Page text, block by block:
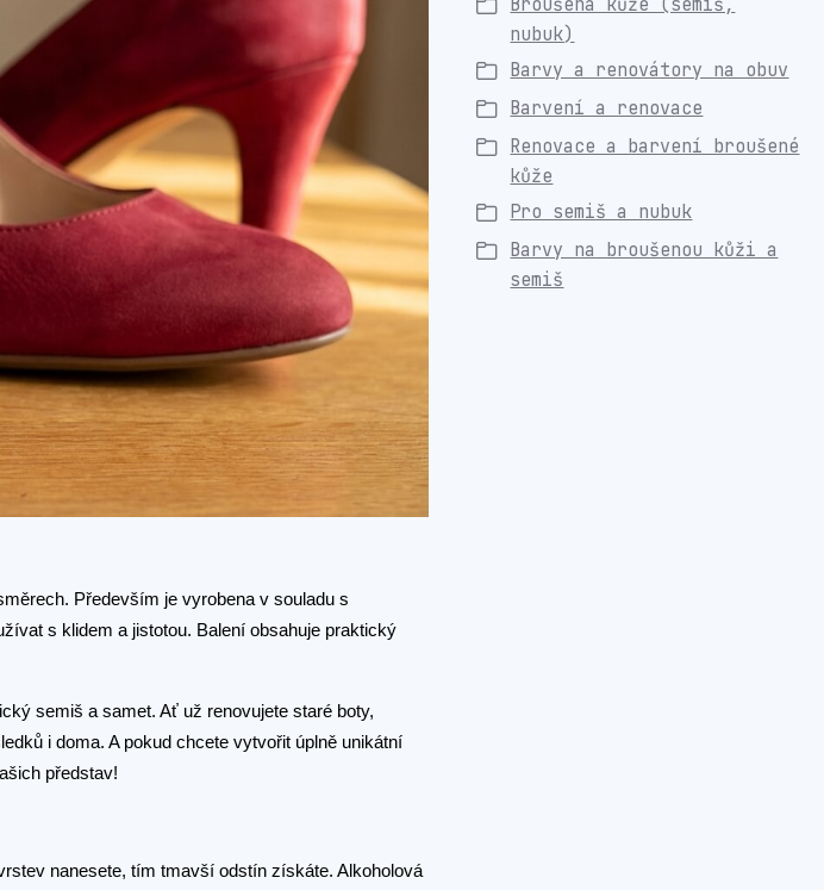
Především je vyrobena v souladu s
s klidem a jistotou. Balení obsahuje praktický
semiš a samet. Ať už renovujete staré boty,
i doma. A pokud chcete vytvořit úplně unikátní
představ!
nanesete, tím tmavší odstín získáte. Alkoholová
Broušená kůže (semiš,
nubuk)
Barvy a renovátory na obuv
Barvení a renovace
Renovace a barvení broušené
kůže
Pro semiš a nubuk
Barvy na broušenou kůži a
semiš